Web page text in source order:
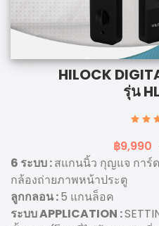
HILOCK
รุ่น
฿9,990
6 ระบบ :สแกนนิ้ว กุญแจ การ์ด
กล้องถ่ายภาพหน้าประตู
ลูกกลอน :5 แกนล็อค
ระบบ APPLICATION :